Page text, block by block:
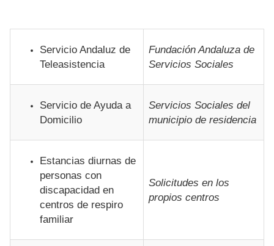
Servicio Andaluz de
Teleasistencia
Fundación Andaluza de
Servicios Sociales
Servicio de Ayuda a
Domicilio
Servicios Sociales del
municipio de residencia
Estancias diurnas de
personas con
discapacidad en
centros de respiro
familiar
Solicitudes en los
propios centros